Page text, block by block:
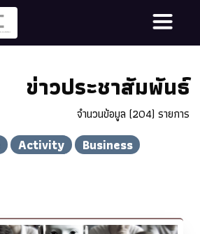
ข่าวประชาสัมพันธ์
จำนวนข้อมูล (204) รายการ
Activity
Business